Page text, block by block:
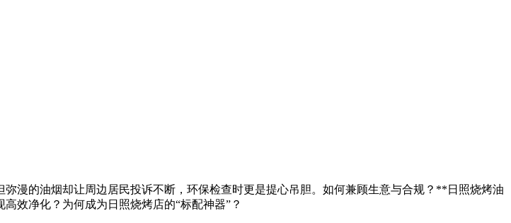
漫的油烟却让周边居民投诉不断，环保检查时更是提心吊胆。如何兼顾生意与合规？**日照烧烤油
效净化？为何成为日照烧烤店的“标配神器”？